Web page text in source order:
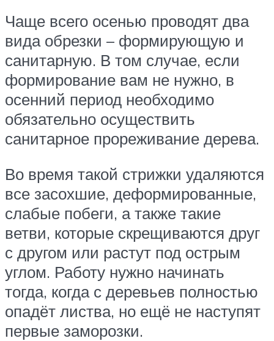
Чаще всего осенью проводят два
вида обрезки – формирующую и
санитарную. В том случае, если
формирование вам не нужно, в
осенний период необходимо
обязательно осуществить
санитарное прореживание дерева.
Во время такой стрижки удаляются
все засохшие, деформированные,
слабые побеги, а также такие
ветви, которые скрещиваются друг
с другом или растут под острым
углом. Работу нужно начинать
тогда, когда с деревьев полностью
опадёт листва, но ещё не наступят
первые заморозки.